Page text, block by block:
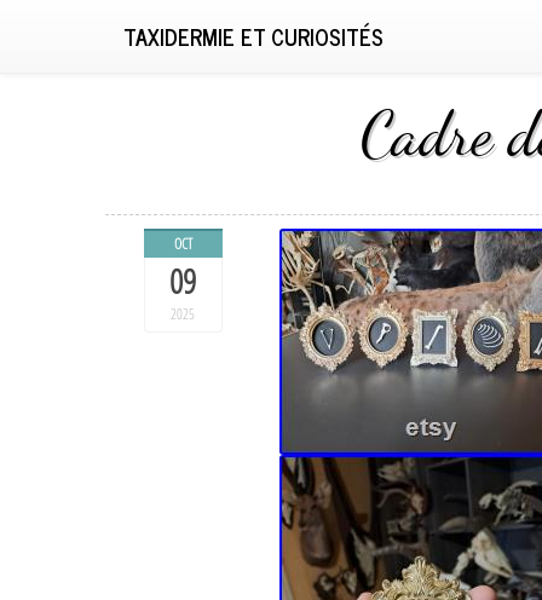
TAXIDERMIE ET CURIOSITÉS
Cadre
OCT
09
2025